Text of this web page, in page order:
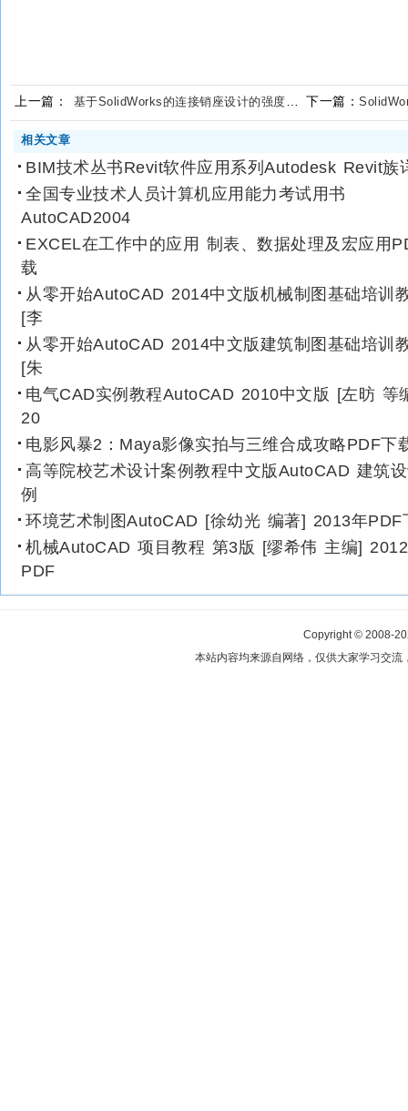
上一篇： 基于SolidWorks的连接销座设计的强度分析 下一篇：
相关文章
BIM技术丛书Revit软件应用系列Autodesk Revit族
全国专业技术人员计算机应用能力考试用书
AutoCAD2004
EXCEL在工作中的应用 制表、数据处理及宏应用
载
从零开始AutoCAD 2014中文版机械制图基础培训
[李
从零开始AutoCAD 2014中文版建筑制图基础培训
[朱
电气CAD实例教程AutoCAD 2010中文版 [左昉 等
20
电影风暴2：Maya影像实拍与三维合成攻略PDF下
高等院校艺术设计案例教程中文版AutoCAD 建筑
例
环境艺术制图AutoCAD [徐幼光 编著] 2013年PDF
机械AutoCAD 项目教程 第3版 [缪希伟 主编]
PDF
Copyright © 2008-
本站内容均来源自网络，仅供大家学习交